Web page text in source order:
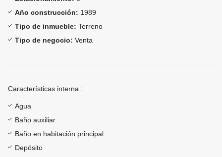
Año construcción: 1989
Tipo de inmueble: Terreno
Tipo de negocio: Venta
Características interna :
Agua
Baño auxiliar
Baño en habitación principal
Depósito